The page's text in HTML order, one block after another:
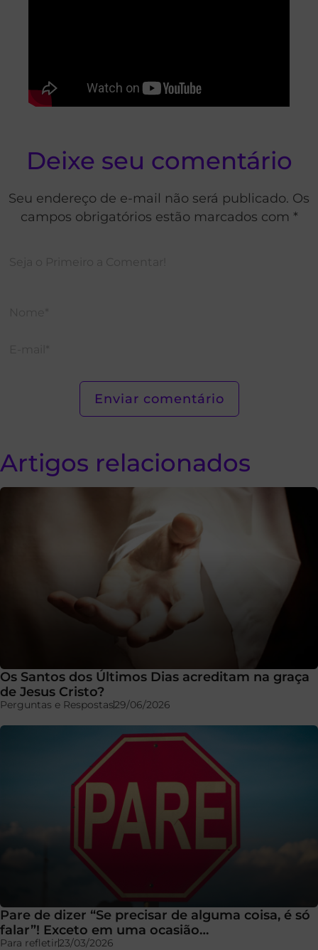
Deixe seu comentário
Seu endereço de e-mail não será publicado. Os
campos obrigatórios estão marcados com *
Artigos relacionados
Os Santos dos Últimos Dias acreditam na graça
de Jesus Cristo?
Perguntas e Respostas29/06/2026
Pare de dizer “Se precisar de alguma coisa, é só
falar”! Exceto em uma ocasião…
Para refletir23/03/2026